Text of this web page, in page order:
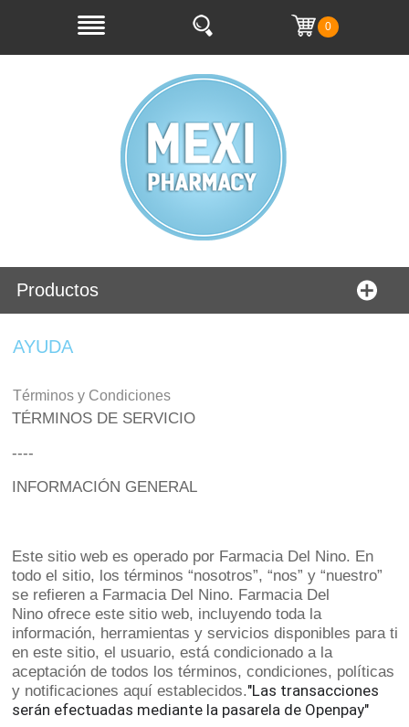
0
Productos
AYUDA
Términos y Condiciones
TÉRMINOS DE SERVICIO
----
INFORMACIÓN GENERAL
Este sitio web es operado por Farmacia Del Nino. En
todo el sitio, los términos “nosotros”, “nos” y “nuestro”
se refieren a Farmacia Del Nino. Farmacia Del
Nino ofrece este sitio web, incluyendo toda la
información, herramientas y servicios disponibles para ti
en este sitio, el usuario, está condicionado a la
aceptación de todos los términos, condiciones, políticas
y notificaciones aquí establecidos."Las transacciones
serán efectuadas mediante la pasarela de Openpay"